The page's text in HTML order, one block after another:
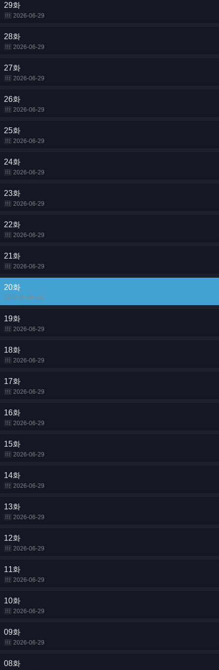
29화
2026-06-29
28화
2026-06-29
27화
2026-06-29
26화
2026-06-29
25화
2026-06-29
24화
2026-06-29
23화
2026-06-29
22화
2026-06-29
21화
2026-06-29
20화
2026-06-29
19화
2026-06-29
18화
2026-06-29
17화
2026-06-29
16화
2026-06-29
15화
2026-06-29
14화
2026-06-29
13화
2026-06-29
12화
2026-06-29
11화
2026-06-29
10화
2026-06-29
09화
2026-06-29
08화